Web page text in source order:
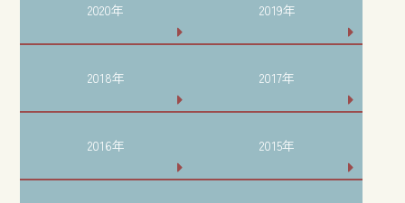
2020年 2019年
2018年 2017年
2016年 2015年